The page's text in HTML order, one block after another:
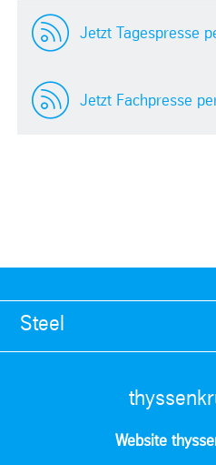
Jetzt Tagespresse
Jetzt Fachpresse
Steel
Website